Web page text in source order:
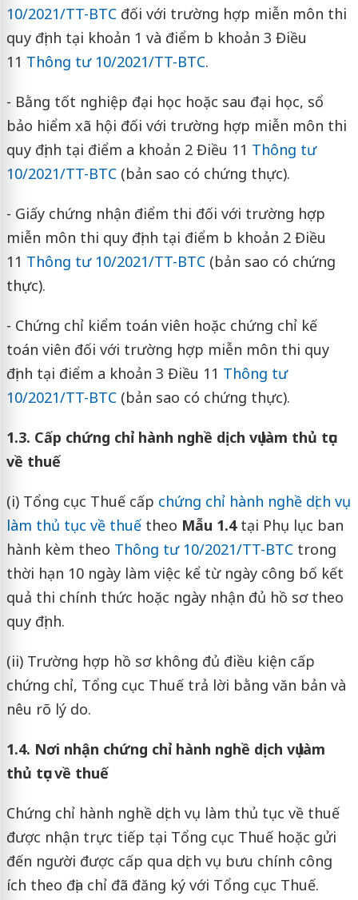
10/2021/TT-BTCđối với trường hợp miễn môn thi
quy định tại khoản 1 và điểm b khoản 3 Điều
11 Thông tư 10/2021/TT-BTC.
- Bằng tốt nghiệp đại học hoặc sau đại học, sổ
bảo hiểm xã hội đối với trường hợp miễn môn thi
quy định tại điểm a khoản 2 Điều 11 Thông tư
10/2021/TT-BTC(bản sao có chứng thực).
- Giấy chứng nhận điểm thi đối với trường hợp
miễn môn thi quy định tại điểm b khoản 2 Điều
11 Thông tư 10/2021/TT-BTC(bản sao có chứng
thực).
- Chứng chỉ kiểm toán viên hoặc chứng chỉ kế
toán viên đối với trường hợp miễn môn thi quy
định tại điểm a khoản 3 Điều 11 Thông tư
10/2021/TT-BTC(bản sao có chứng thực).
1.3. Cấp chứng chỉ hành nghề dịch vụ làm thủ tục
về thuế
(i) Tổng cục Thuế cấp chứng chỉ hành nghề dịch vụ
làm thủ tục về thuếtheo Mẫu 1.4tại Phụ lục ban
hành kèm theo Thông tư 10/2021/TT-BTCtrong
thời hạn 10 ngày làm việc kể từ ngày công bố kết
quả thi chính thức hoặc ngày nhận đủ hồ sơ theo
quy định.
(ii) Trường hợp hồ sơ không đủ điều kiện cấp
chứng chỉ, Tổng cục Thuế trả lời bằng văn bản và
nêu rõ lý do.
1.4. Nơi nhận chứng chỉ hành nghề dịch vụ làm
thủ tục về thuế
Chứng chỉ hành nghề dịch vụ làm thủ tục về thuế
được nhận trực tiếp tại Tổng cục Thuế hoặc gửi
đến người được cấp qua dịch vụ bưu chính công
ích theo địa chỉ đã đăng ký với Tổng cục Thuế.